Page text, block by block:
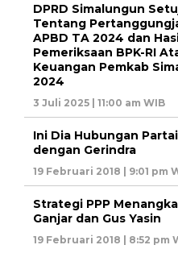
DPRD Simalungun
Tentang
APBD TA 2024 dan
Pemeriksaan BPK-RI
Keuangan Pemkab
2024
3 Juli 2025 | 11:00 am WIB
Ini Dia Hubungan
dengan Gerindra
19 Februari 2018 | 9:01 pm
Strategi PPP
Ganjar dan Gus Yasin
19 Februari 2018 | 8:52 pm